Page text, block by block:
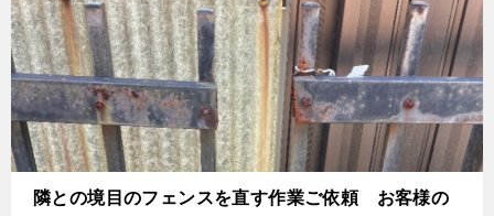
隣との境目のフェンスを直す作業ご依頼 お客様の